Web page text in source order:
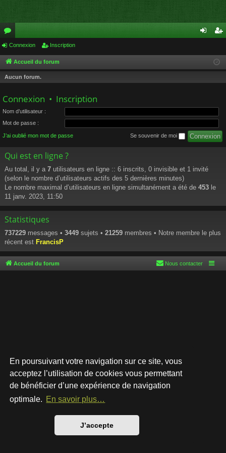
En poursuivant votre navigation sur ce site, vous
acceptez l’utilisation de cookies vous permettant
de bénéficier d’une expérience de navigation
optimale. En savoir plus…
J’accepte
or
u
m
cri
Connexion Inscription
Accueil du forum
Aucun forum.
Connexion • Inscription
Nom d’utilisateur :
Mot de passe :
J’ai oublié mon mot de passe Se souvenir de moi
Qui est en ligne ?
Au total, il y a 7 utilisateurs en ligne :: 6 inscrits, 0 invisible et 1 invité
(selon le nombre d’utilisateurs actifs des 5 dernières minutes)
Le nombre maximal d’utilisateurs en ligne simultanément a été de 453 le
11 janv. 2023, 11:50
Statistiques
737229 messages • 3449 sujets • 21259 membres • Notre membre le plus
récent est FrancisP
Accueil du forum Nous contacter
Développé parphpBB® Forum Software © phpBB Limited
Style par
Traduction française officielle